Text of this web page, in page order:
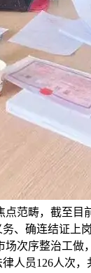
范畴，截至目
、确连结证上
次序整治工
人员126人次